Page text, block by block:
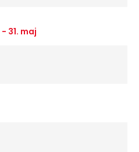
31. maj